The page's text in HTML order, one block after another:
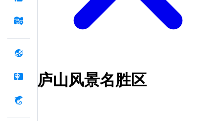
庐山风景名胜区